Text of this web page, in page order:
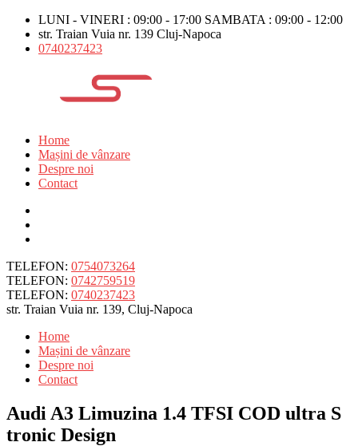
LUNI - VINERI : 09:00 - 17:00 SAMBATA : 09:00 - 12:00
str. Traian Vuia nr. 139 Cluj-Napoca
0740237423
Home
Mașini de vânzare
Despre noi
Contact
TELEFON: 0754073264
TELEFON: 0742759519
TELEFON: 0740237423
str. Traian Vuia nr. 139, Cluj-Napoca
Home
Mașini de vânzare
Despre noi
Contact
Audi A3 Limuzina 1.4 TFSI COD ultra S
tronic Design